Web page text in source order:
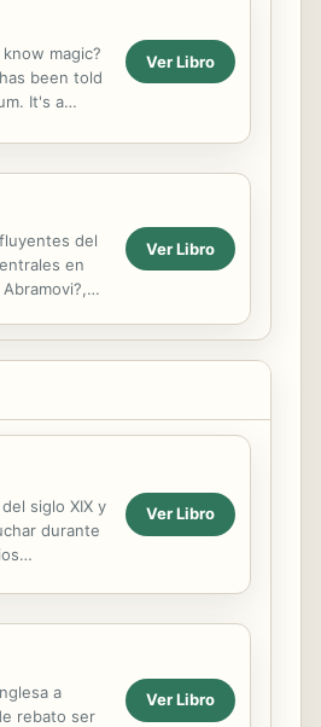
magic?
been told
It's a
Ver Libro
del
en
Ver Libro
siglo XIX y
durante
Ver Libro
a
rebato ser
Ver Libro